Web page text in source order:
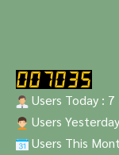
Users Today : 7
Users
Users This